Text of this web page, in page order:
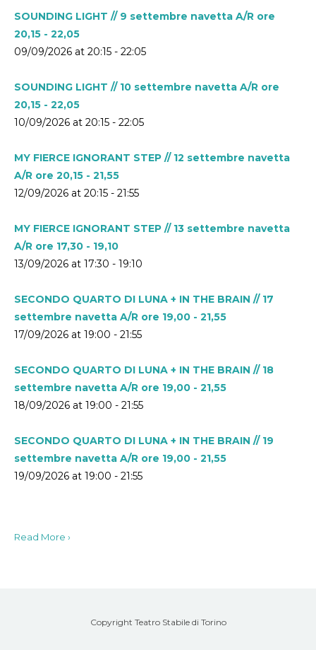
SOUNDING LIGHT // 9 settembre navetta A/R ore
20,15 - 22,05
09/09/2026 at 20:15 - 22:05
SOUNDING LIGHT // 10 settembre navetta A/R ore
20,15 - 22,05
10/09/2026 at 20:15 - 22:05
MY FIERCE IGNORANT STEP // 12 settembre navetta
A/R ore 20,15 - 21,55
12/09/2026 at 20:15 - 21:55
MY FIERCE IGNORANT STEP // 13 settembre navetta
A/R ore 17,30 - 19,10
13/09/2026 at 17:30 - 19:10
SECONDO QUARTO DI LUNA + IN THE BRAIN // 17
settembre navetta A/R ore 19,00 - 21,55
17/09/2026 at 19:00 - 21:55
SECONDO QUARTO DI LUNA + IN THE BRAIN // 18
settembre navetta A/R ore 19,00 - 21,55
18/09/2026 at 19:00 - 21:55
SECONDO QUARTO DI LUNA + IN THE BRAIN // 19
settembre navetta A/R ore 19,00 - 21,55
19/09/2026 at 19:00 - 21:55
Read More ›
Copyright Teatro Stabile di Torino